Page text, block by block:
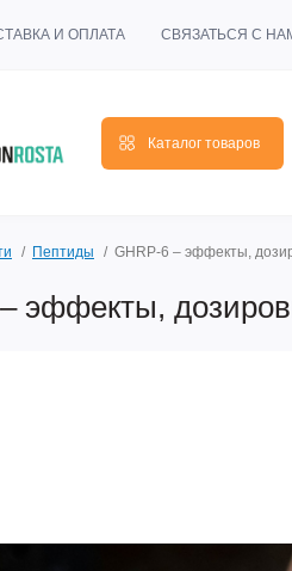
И ОПЛАТА СВЯЗАТЬСЯ С
Каталог товаров
Пептиды GHRP-6 – эффекты,
эффекты,